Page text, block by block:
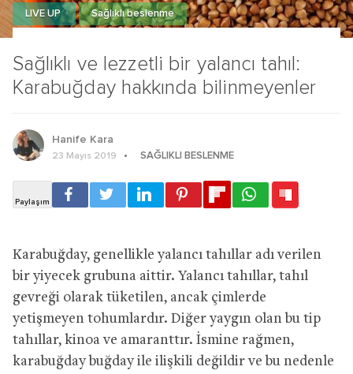
Sağlıklı ve lezzetli bir yalancı tahıl:
Karabuğday hakkında bilinmeyenler
LIVE UP Sağlıklı beslenme
Hanife Kara
23 Mayıs 2019 SAĞLIKLI BESLENME
Karabuğday, genellikle yalancı tahıllar adı verilen
bir yiyecek grubuna aittir. Yalancı tahıllar, tahıl
gevreği olarak tüketilen, ancak çimlerde
yetişmeyen tohumlardır. Diğer yaygın olan bu tip
tahıllar, kinoa ve amaranttır. İsmine rağmen,
karabuğday buğday ile ilişkili değildir ve bu nedenle